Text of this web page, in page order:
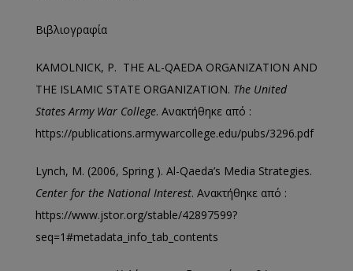
Βιβλιογραφία
KAMOLNICK, P. THE AL-QAEDA ORGANIZATION AND
THE ISLAMIC STATE ORGANIZATION. The United
States Army War College. Ανακτήθηκε από :
https://publications.armywarcollege.edu/pubs/3296.pdf
Lynch, M. (2006, Spring ). Al-Qaeda’s Media Strategies.
Center for the National Interest. Ανακτήθηκε από :
https://www.jstor.org/stable/42897599?
seq=1#metadata_info_tab_contents